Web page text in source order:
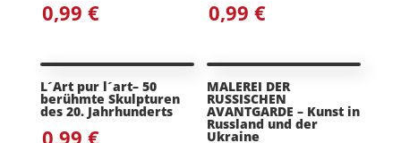
0,99 € 0,99€
L´Art pur l´art– 50
berühmte Skulpturen
des 20. Jahrhunderts
0,99 €
MALEREI DER
RUSSISCHEN
AVANTGARDE – Kunst in
Russland und der
Ukraine